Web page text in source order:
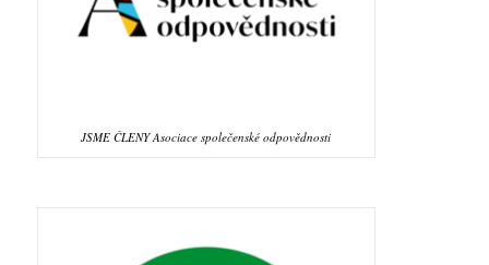
JSME ČLENY Asociace společenské odpovědnosti